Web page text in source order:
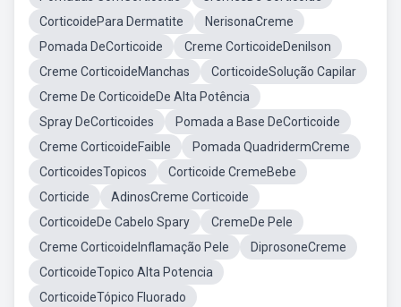
CorticoidePara Dermatite
NerisonaCreme
Pomada DeCorticoide
Creme CorticoideDenilson
Creme CorticoideManchas
CorticoideSolução Capilar
Creme De CorticoideDe Alta Potência
Spray DeCorticoides
Pomada a Base DeCorticoide
Creme CorticoideFaible
Pomada QuadridermCreme
CorticoidesTopicos
Corticoide CremeBebe
Corticide
AdinosCreme Corticoide
CorticoideDe Cabelo Spary
CremeDe Pele
Creme CorticoideInflamação Pele
DiprosoneCreme
CorticoideTopico Alta Potencia
CorticoideTópico Fluorado